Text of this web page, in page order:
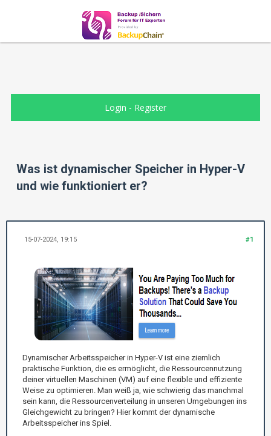
Login - Register
Was ist dynamischer Speicher in Hyper-V
und wie funktioniert er?
#1
15-07-2024, 19:15
Dynamischer Arbeitsspeicher in Hyper-V ist eine ziemlich
praktische Funktion, die es ermöglicht, die Ressourcennutzung
deiner virtuellen Maschinen (VM) auf eine flexible und effiziente
Weise zu optimieren. Man weiß ja, wie schwierig das manchmal
sein kann, die Ressourcenverteilung in unseren Umgebungen ins
Gleichgewicht zu bringen? Hier kommt der dynamische
Arbeitsspeicher ins Spiel.